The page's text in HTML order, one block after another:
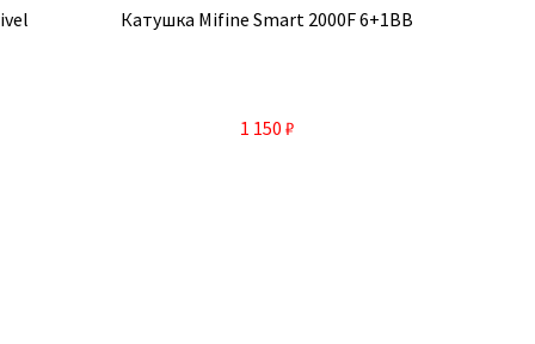
Катушка Mifine Smart 2000F 6+1BB
1 150 ₽